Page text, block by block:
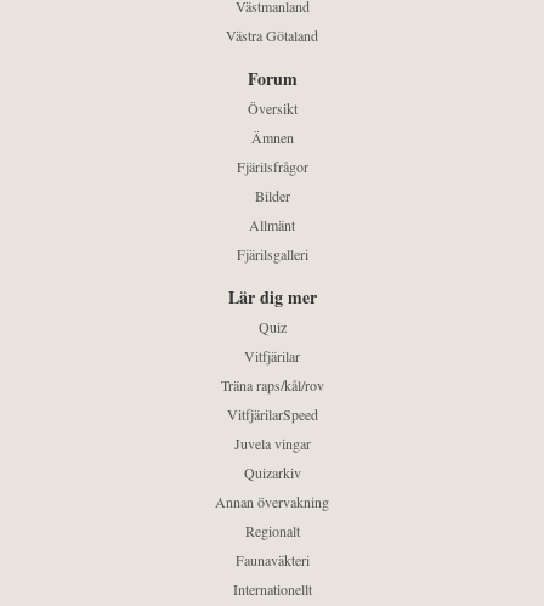
Västmanland
Västra Götaland
Forum
Översikt
Ämnen
Fjärilsfrågor
Bilder
Allmänt
Fjärilsgalleri
Lär dig mer
Quiz
Vitfjärilar
Träna raps/kål/rov
VitfjärilarSpeed
Juvela vingar
Quizarkiv
Annan övervakning
Regionalt
Faunaväkteri
Internationellt